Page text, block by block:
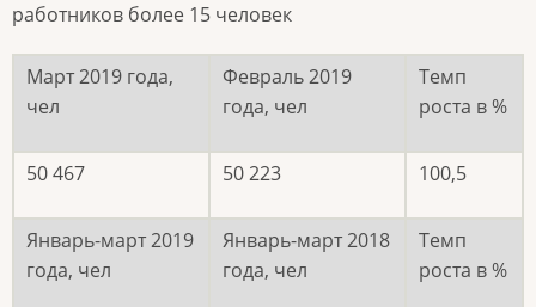
работников более 15 человек
Март 2019 года,
чел
Февраль 2019
года, чел
Темп
роста в %
50 467 50 223 100,5
Январь-март 2019
года, чел
Январь-март 2018
года, чел
Темп
роста в %